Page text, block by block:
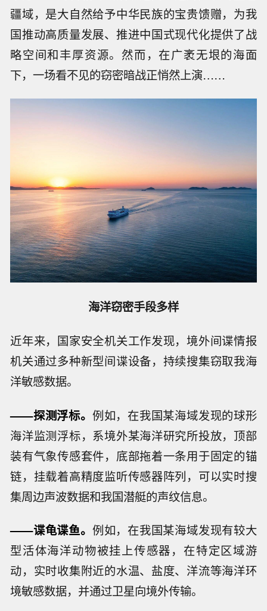
疆域，是大自然给予中华民族的宝贵馈赠，为我
国推动高质量发展、推进中国式现代化提供了战
略空间和丰厚资源。然而，在广袤无垠的海面
下，一场看不见的窃密暗战正悄然上演……
海洋窃密手段多样
近年来，国家安全机关工作发现，境外间谍情报
机关通过多种新型间谍设备，持续搜集窃取我海
洋敏感数据。
——探测浮标。 例如，在我国某海域发现的球形
海洋监测浮标，系境外某海洋研究所投放，顶部
装有气象传感套件，底部拖着一条用于固定的锚
链，挂载着高精度监听传感器阵列，可以实时搜
集周边声波数据和我国潜艇的声纹信息。
——谍龟谍鱼。 例如，在我国某海域发现有较大
型活体海洋动物被挂上传感器，在特定区域游
动，实时收集附近的水温、盐度、洋流等海洋环
境敏感数据，并通过卫星向境外传输。